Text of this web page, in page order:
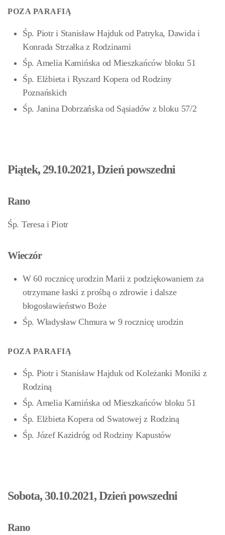
POZA PARAFIĄ
Śp. Piotr i Stanisław Hajduk od Patryka, Dawida i
Konrada Strzałka z Rodzinami
Śp. Amelia Kamińska od Mieszkańców bloku 51
Śp. Elżbieta i Ryszard Kopera od Rodziny
Poznańskich
Śp. Janina Dobrzańska od Sąsiadów z bloku 57/2
Piątek, 29.10.2021, Dzień powszedni
Rano
Śp. Teresa i Piotr
Wieczór
W 60 rocznicę urodzin Marii z podziękowaniem za
otrzymane łaski z prośbą o zdrowie i dalsze
błogosławieństwo Boże
Śp. Władysław Chmura w 9 rocznicę urodzin
POZA PARAFIĄ
Śp. Piotr i Stanisław Hajduk od Koleżanki Moniki z
Rodziną
Śp. Amelia Kamińska od Mieszkańców bloku 51
Śp. Elżbieta Kopera od Swatowej z Rodziną
Śp. Józef Kazidróg od Rodziny Kapustów
Sobota, 30.10.2021, Dzień powszedni
Rano